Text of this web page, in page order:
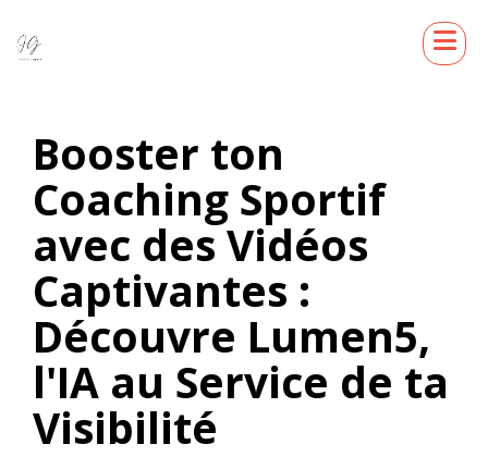
Booster ton
Coaching Sportif
avec des Vidéos
Captivantes :
Découvre Lumen5,
l'IA au Service de ta
Visibilité